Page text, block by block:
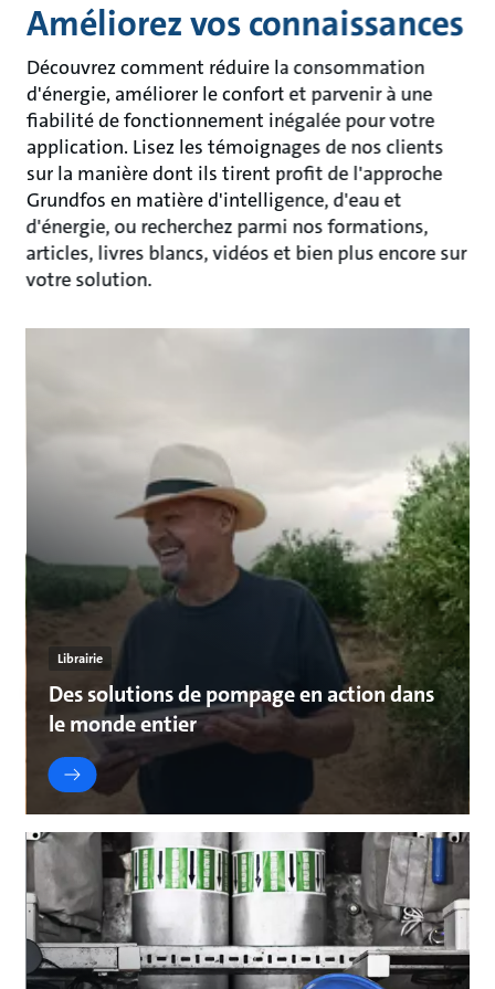
Améliorez vos connaissances
Découvrez comment réduire la consommation
d'énergie, améliorer le confort et parvenir à une
fiabilité de fonctionnement inégalée pour votre
application. Lisez les témoignages de nos clients
sur la manière dont ils tirent profit de l'approche
Grundfos en matière d'intelligence, d'eau et
d'énergie, ou recherchez parmi nos formations,
articles, livres blancs, vidéos et bien plus encore sur
votre solution.
Librairie
Des solutions de pompage en action dans
le monde entier